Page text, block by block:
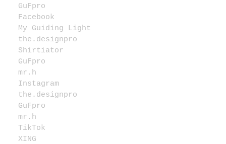
GuFpro
Facebook
My Guiding Light
the.designpro
Shirtiator
GuFpro
mr.h
Instagram
the.designpro
GuFpro
mr.h
TikTok
XING